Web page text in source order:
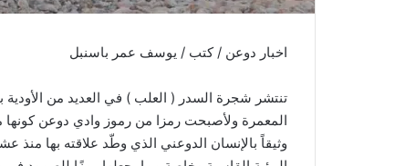
اخبار دوعن / كتب / يوسف عمر باسنبل
تنتشر شجرة السدر ( العلب ) في العديد من
المعمرة ولأصبحت رمزا من رموز وادي دوعن كونها
وثيقاً بالإنسان الدوعني الذي وطّد علاقته بها